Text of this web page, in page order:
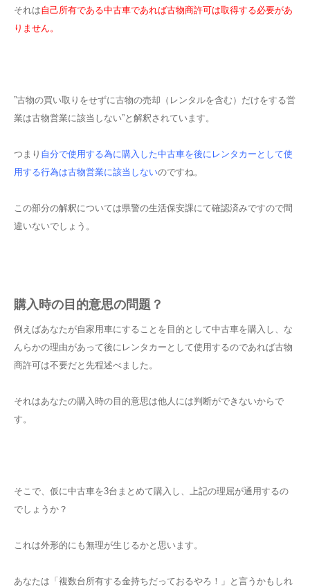
それは自己所有である中古車であれば古物商許可は取得する必要があ
りません。
”古物の買い取りをせずに古物の売却（レンタルを含む）だけをする営
業は古物営業に該当しない”と解釈されています。
つまり 自分で使用する為に購入した中古車を後にレンタカーとして使
用する行為は古物営業に該当しないのですね。
この部分の解釈については県警の生活保安課にて確認済みですので間
違いないでしょう。
購入時の目的意思の問題？
例えばあなたが自家用車にすることを目的として中古車を購入し、な
んらかの理由があって後にレンタカーとして使用するのであれば古物
商許可は不要だと先程述べました。
それはあなたの購入時の目的意思は他人には判断ができないからで
す。
そこで、仮に中古車を3台まとめて購入し、上記の理屈が通用するの
でしょうか？
これは外形的にも無理が生じるかと思います。
あなたは「複数台所有する金持ちだっておるやろ！」と言うかもしれ